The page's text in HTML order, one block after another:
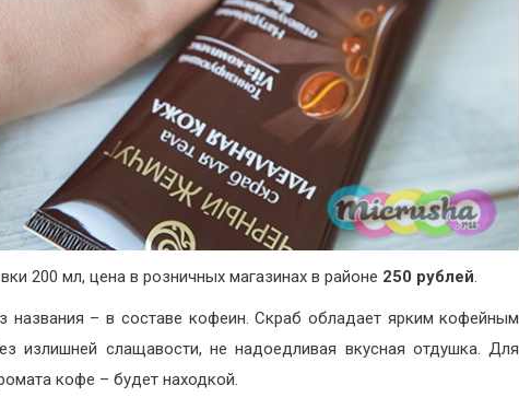
200 мл, цена в розничных магазинах в районе 250 рублей.
названия – в составе кофеин. Скраб обладает ярким кофейным
излишней слащавости, не надоедливая вкусная отдушка. Для
кофе – будет находкой.